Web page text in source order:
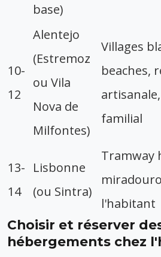
base)
10-
12
Alentejo
(Estremoz
ou Vila
Nova de
Milfontes)
Villages
beaches,
familial
13-
14
Lisbonne
(ou Sintra)
Tramway
l'habitant
Choisir et réserver
hébergements chez